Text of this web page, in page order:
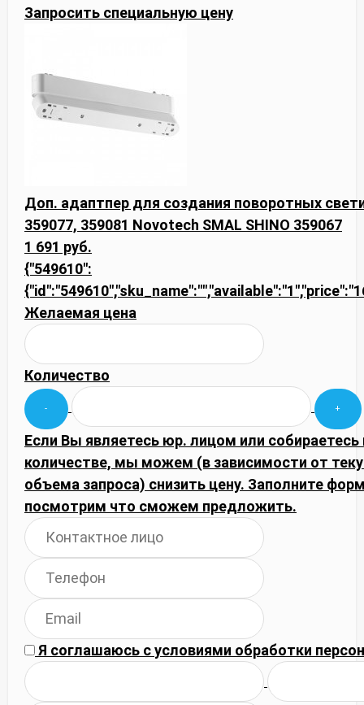
Запросить специальную цену
Доп. адаптпер для создания поворотных
359077, 359081 Novotech SMAL SHINO 359067
1 691 руб.
{"549610":
Желаемая цена
Количество
Если Вы являетесь юр. лицом или
количестве, мы можем (в зависимости от
объема запроса) снизить цену. Заполните
посмотрим что сможем предложить.
Я соглашаюсь сусловиями обработки